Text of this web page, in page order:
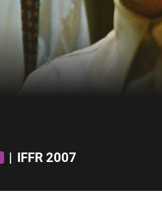
| IFFR 2007